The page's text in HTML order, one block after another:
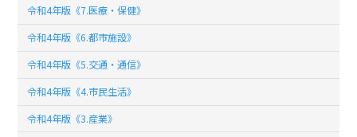
令和4年版《7.医療・保健》
令和4年版《6.都市施設》
令和4年版《5.交通・通信》
令和4年版《4.市民生活》
令和4年版《3.産業》